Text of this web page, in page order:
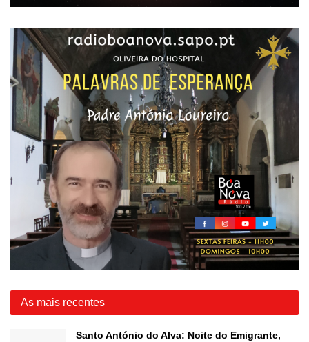
As mais recentes
Santo António do Alva: Noite do Emigrante,